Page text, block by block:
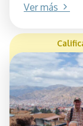
Ver más